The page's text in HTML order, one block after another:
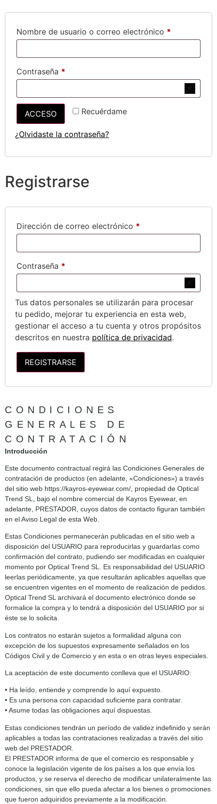
Nombre de usuario o correo electrónico *
Contraseña *
Recuérdame
ACCESO
¿Olvidaste la contraseña?
Registrarse
Dirección de correo electrónico *
Contraseña *
Tus datos personales se utilizarán para procesar
tu pedido, mejorar tu experiencia en esta web,
gestionar el acceso a tu cuenta y otros propósitos
descritos en nuestra política de privacidad.
REGISTRARSE
CONDICIONES
GENERALES DE
CONTRATACIÓN
Introducción
Este documento contractual regirá las Condiciones Generales de
contratación de productos (en adelante, «Condiciones») a través
del sitio web https://kayros-eyewear.com/, propiedad de Optical
Trend SL, bajo el nombre comercial de Kayros Eyewear, en
adelante, PRESTADOR, cuyos datos de contacto figuran también
en el Aviso Legal de esta Web.
Estas Condiciones permanecerán publicadas en el sitio web a
disposición del USUARIO para reproducirlas y guardarlas como
confirmación del contrato, pudiendo ser modificadas en cualquier
momento por Optical Trend SL. Es responsabilidad del USUARIO
leerlas periódicamente, ya que resultarán aplicables aquellas que
se encuentren vigentes en el momento de realización de pedidos.
Optical Trend SL archivará el documento electrónico donde se
formalice la compra y lo tendrá a disposición del USUARIO por si
éste se lo solicita.
Los contratos no estarán sujetos a formalidad alguna con
excepción de los supuestos expresamente señalados en los
Códigos Civil y de Comercio y en esta o en otras leyes especiales.
La aceptación de este documento conlleva que el USUARIO:
• Ha leído, entiende y comprende lo aquí expuesto.
• Es una persona con capacidad suficiente para contratar.
• Asume todas las obligaciones aquí dispuestas.
Estas condiciones tendrán un período de validez indefinido y serán
aplicables a todas las contrataciones realizadas a través del sitio
web del PRESTADOR.
El PRESTADOR informa de que el comercio es responsable y
conoce la legislación vigente de los países a los que envía los
productos, y se reserva el derecho de modificar unilateralmente las
condiciones, sin que ello pueda afectar a los bienes o promociones
que fueron adquiridos previamente a la modificación.